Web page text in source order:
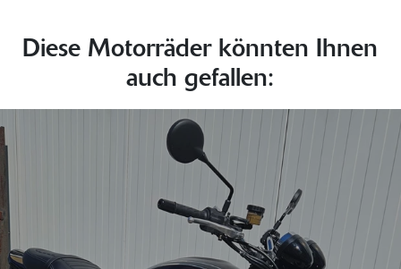
Diese Motorräder könnten Ihnen
auch gefallen: